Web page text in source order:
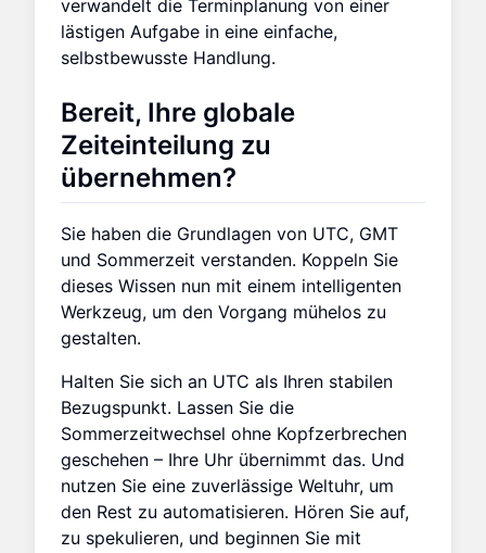
verwandelt die Terminplanung von einer
lästigen Aufgabe in eine einfache,
selbstbewusste Handlung.
Bereit, Ihre globale
Zeiteinteilung zu
übernehmen?
Sie haben die Grundlagen von UTC, GMT
und Sommerzeit verstanden. Koppeln Sie
dieses Wissen nun mit einem intelligenten
Werkzeug, um den Vorgang mühelos zu
gestalten.
Halten Sie sich an UTC als Ihren stabilen
Bezugspunkt. Lassen Sie die
Sommerzeitwechsel ohne Kopfzerbrechen
geschehen – Ihre Uhr übernimmt das. Und
nutzen Sie eine zuverlässige Weltuhr, um
den Rest zu automatisieren. Hören Sie auf,
zu spekulieren, und beginnen Sie mit